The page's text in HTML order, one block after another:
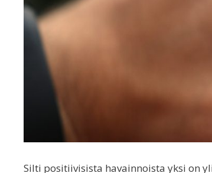
Silti positiivisista havainnoista yksi on